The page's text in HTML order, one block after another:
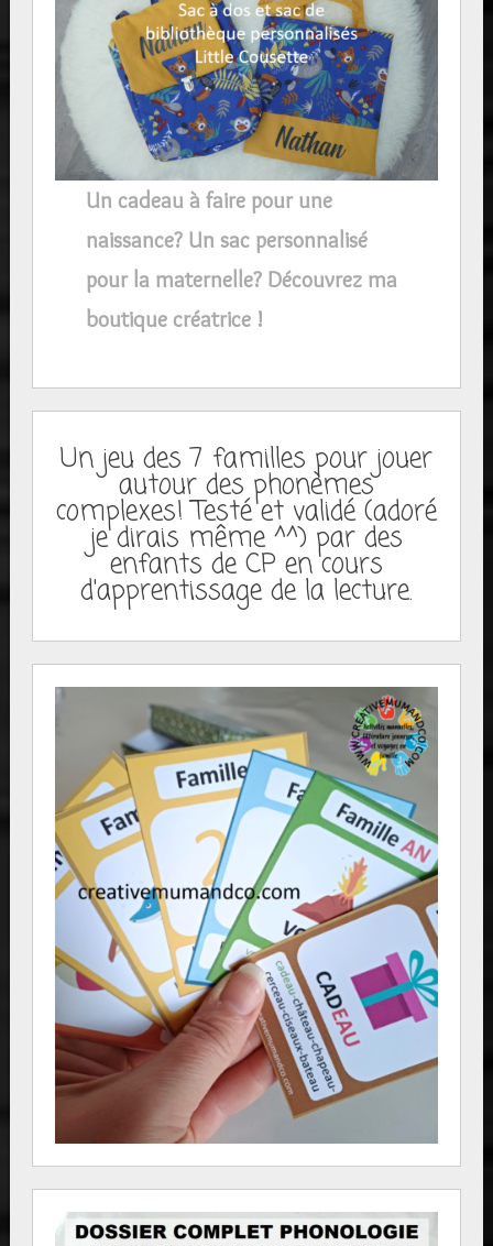
Un cadeau à faire pour une
naissance? Un sac personnalisé
pour la maternelle? Découvrez ma
boutique créatrice !
Un jeu des 7 familles pour jouer
autour des phonèmes
complexes! Testé et validé (adoré
je dirais même ^^) par des
enfants de CP en cours
d'apprentissage de la lecture.